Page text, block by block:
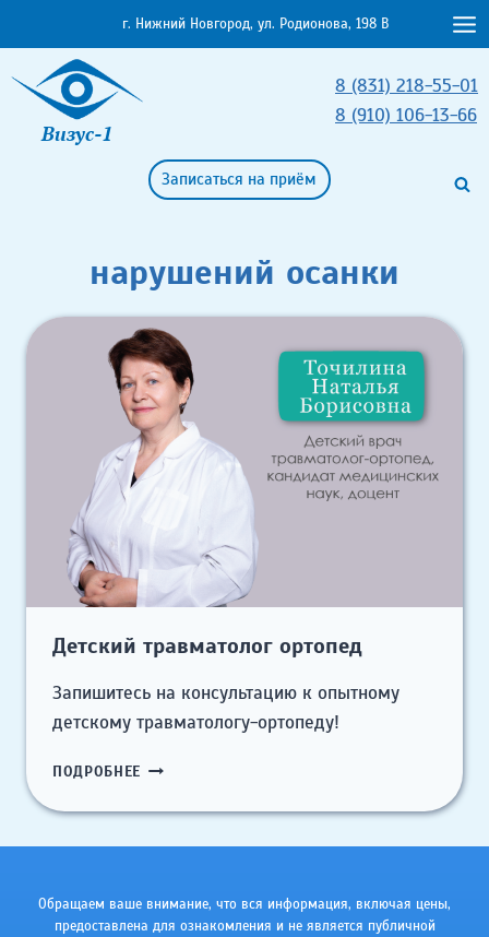
к
содержимому
г. Нижний Новгород, ул. Родионова, 198 В
Визус-1
8 (831) 218-55-01
8 (910) 106-13-66
Записаться на приём
нарушений осанки
Детский травматолог ортопед
Запишитесь на консультацию к опытному
детскому травматологу-ортопеду!
ПОДРОБНЕЕ ДЕТСКИЙ
ОРТОПЕД
Обращаем ваше внимание, что вся информация, включая цены,
предоставлена для ознакомления и не является публичной